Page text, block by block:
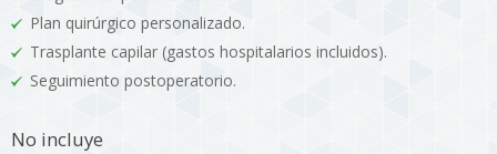
Plan quirúrgico personalizado.
Trasplante capilar (gastos hospitalarios incluidos).
Seguimiento postoperatorio.
No incluye